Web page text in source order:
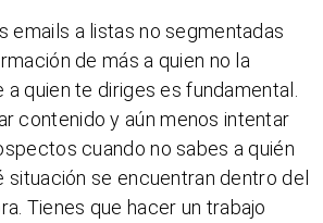
emails a listas no segmentadas
de más a quien no la
a quien te diriges es fundamental.
contenido y aún menos intentar
cuando no sabes a quién
situación se encuentran dentro del
Tienes que hacer un trabajo